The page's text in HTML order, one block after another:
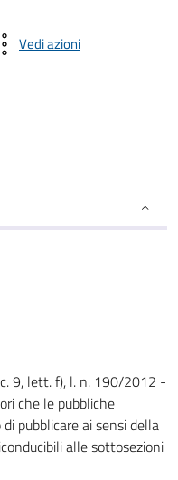
Vedi azioni
9, lett. f), l. n. 190/2012 -
che le pubbliche
pubblicare ai sensi della
alle sottosezioni